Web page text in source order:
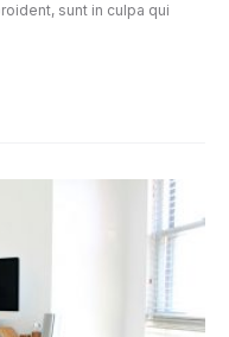
sunt in culpa qui